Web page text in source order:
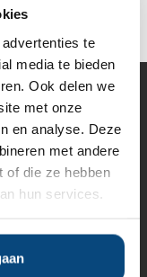
te
media te bieden
Ook delen we
met onze
en analyse. Deze
met andere
of die ze hebben
hun services.